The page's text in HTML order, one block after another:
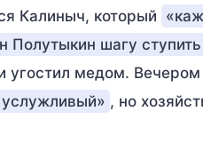
Калиныч, который
Полутыкин шагу
угостил медом. Вечером
, но